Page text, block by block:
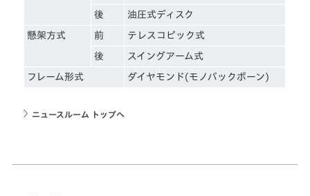
後 油圧式ディスク
懸架方式 前 テレスコピック式
後 スイングアーム式
フレーム形式 ダイヤモンド(モノバックボーン)
ニュースルーム トップへ